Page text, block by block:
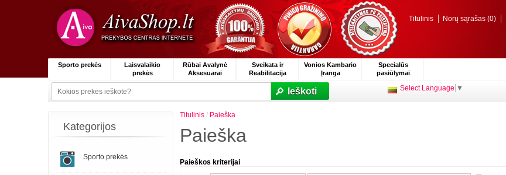
Titulinis Norų sąrašas (0)
Sporto prekės
Laisvalaikio
prekės
Rūbai Avalynė
Aksesuarai
Sveikata ir
Reabilitacija
Vonios Kambario
Įranga
Specialūs
pasiūlymai
Ieškoti Select Language ▼
Kategorijos
Sporto prekės
Titulinis / Paieška
Paieška
Paieškos kriterijai